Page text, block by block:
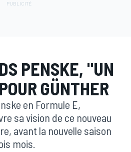
PENSKE, "UN
GÜNTHER
en Formule E,
sa vision de ce nouveau
avant la nouvelle saison
mois.